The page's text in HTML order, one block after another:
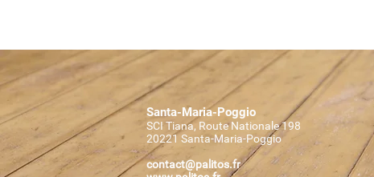
Santa-Maria-Poggio
SCI Tiana, Route Nationale 198
20221 Santa-Maria-Poggio
contact@palitos.fr